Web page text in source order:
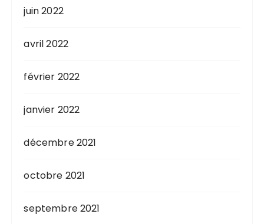
juin 2022
avril 2022
février 2022
janvier 2022
décembre 2021
octobre 2021
septembre 2021